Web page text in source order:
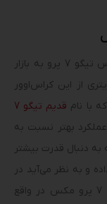
حدود دو سال بعد از ورود موفقیت‌آمیز فونیکس تیگو 7 پرو به بازار
از این کراس‌اوور
قدیم تیگو 7
بهتر نسبت به
به دنبال قدرت بیشتر
و به نظر می‌آید در
تابستان 1403، این محصول وارد بازار شود. اف 7 پرو مکس در واقع